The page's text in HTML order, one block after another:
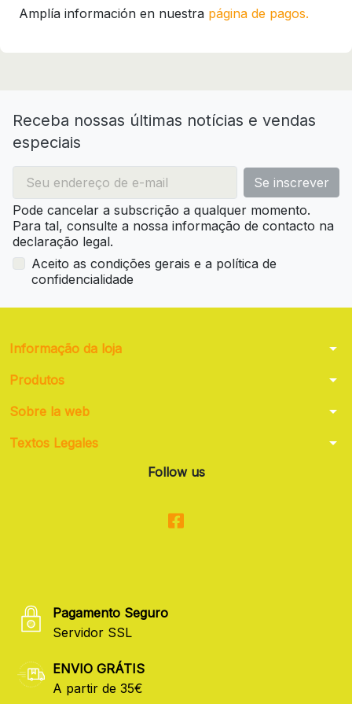
Amplía información en nuestra página de pagos.
Receba nossas últimas notícias e vendas
especiais
Pode cancelar a subscrição a qualquer momento.
Para tal, consulte a nossa informação de contacto na
declaração legal.
Aceito as condições gerais e a política de
confidencialidade
Informação da loja arrow_drop_down
Produtos arrow_drop_down
Sobre la web arrow_drop_down
Textos Legales arrow_drop_down
Follow us
Pagamento Seguro
Servidor SSL
ENVIO GRÁTIS
A partir de 35€